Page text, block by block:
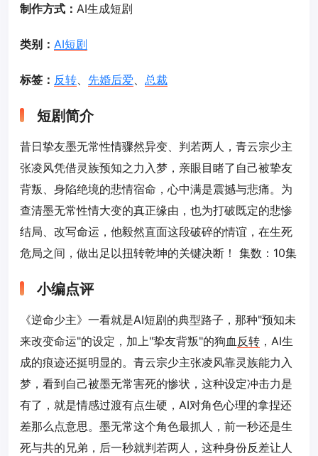
制作方式： AI生成短剧
类别： AI短剧
标签： 反转、 先婚后爱、 总裁
短剧简介
昔日挚友墨无常性情骤然异变、判若两人，青云宗少主
张凌风凭借灵族预知之力入梦，亲眼目睹了自己被挚友
背叛、身陷绝境的悲情宿命，心中满是震撼与悲痛。为
查清墨无常性情大变的真正缘由，也为打破既定的悲惨
结局、改写命运，他毅然直面这段破碎的情谊，在生死
危局之间，做出足以扭转乾坤的关键决断！ 集数：10集
小编点评
《逆命少主》一看就是AI短剧的典型路子，那种"预知未
来改变命运"的设定，加上"挚友背叛"的狗血 反转 ，AI生
成的痕迹还挺明显的。青云宗少主张凌风靠灵族能力入
梦，看到自己被墨无常害死的惨状，这种设定冲击力是
有了，就是情感过渡有点生硬，AI对角色心理的拿捏还
差那么点意思。墨无常这个角色最抓人，前一秒还是生
死与共的兄弟，后一秒就判若两人，这种身份反差让人